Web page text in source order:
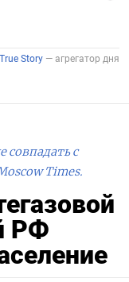
совпадать с
Times.
РФ